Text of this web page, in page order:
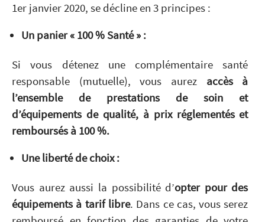
1er janvier 2020, se décline en 3 principes :
Un panier « 100 % Santé » :
Si vous détenez une complémentaire santé
responsable (mutuelle), vous aurez accès à
l’ensemble de prestations de soin et
d’équipements de qualité, à prix réglementés et
remboursés à 100 %.
Une liberté de choix :
Vous aurez aussi la possibilité d’opter pour des
équipements à tarif libre. Dans ce cas, vous serez